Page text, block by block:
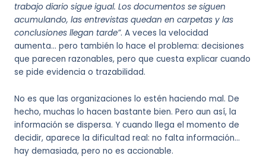
trabajo diario sigue igual. Los documentos se siguen
acumulando, las entrevistas quedan en carpetas y las
conclusiones llegan tarde”. A veces la velocidad
aumenta… pero también lo hace el problema: decisiones
que parecen razonables, pero que cuesta explicar cuando
se pide evidencia o trazabilidad.
No es que las organizaciones lo estén haciendo mal. De
hecho, muchas lo hacen bastante bien. Pero aun así, la
información se dispersa. Y cuando llega el momento de
decidir, aparece la dificultad real: no falta información…
hay demasiada, pero no es accionable.